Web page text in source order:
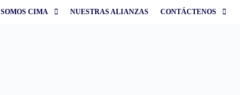
SOMOS CIMA NUESTRAS ALIANZAS CONTÁCTENOS